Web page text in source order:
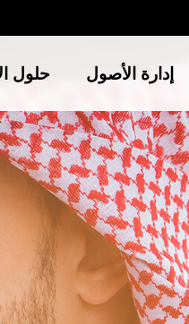
إدارة الأصول حلول